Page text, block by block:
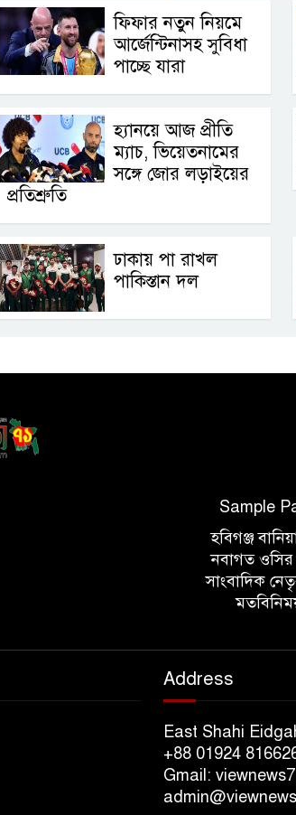
ফিফার নতুন নিয়মে
আর্জেন্টিনাসহ সুবিধা
পাচ্ছে যারা
হ্যানয়ে আজ প্রীতি
ম্যাচ, ভিয়েতনামের
সঙ্গে জোর লড়াইয়ের
প্রতিশ্রুতি
ঢাকায় পা রাখল
পাকিস্তান দল
Sample
হবিগঞ্জ
নবাগত ওসির
সাংবাদিক
Address
East Shahi
+88 01924
Gmail: